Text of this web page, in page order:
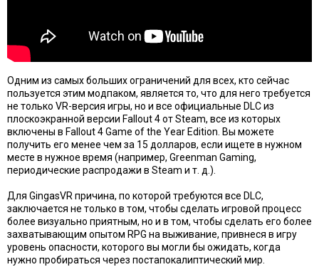
Одним из самых больших ограничений для всех, кто сейчас
пользуется этим модпаком, является то, что для него требуется
не только VR-версия игры, но и все официальные DLC из
плоскоэкранной версии Fallout 4 от Steam, все из которых
включены в Fallout 4 Game of the Year Edition. Вы можете
получить его менее чем за 15 долларов, если ищете в нужном
месте в нужное время (например, Greenman Gaming,
периодические распродажи в Steam и т. д.).
Для GingasVR причина, по которой требуются все DLC,
заключается не только в том, чтобы сделать игровой процесс
более визуально приятным, но и в том, чтобы сделать его более
захватывающим опытом RPG на выживание, привнеся в игру
уровень опасности, которого вы могли бы ожидать, когда
нужно пробираться через постапокалиптический мир.